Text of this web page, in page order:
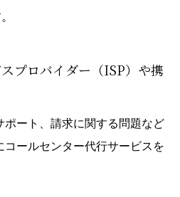
プロバイダー（ISP）や携
ート、請求に関する問題など
ールセンター代行サービスを